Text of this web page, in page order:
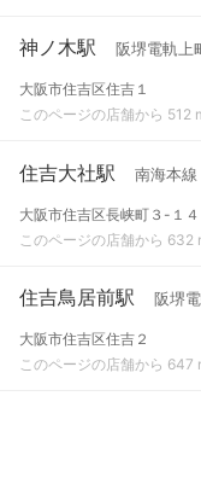
神ノ木駅 阪堺電軌上
大阪市住吉区住吉１
このページの店舗から 512
住吉大社駅 南海本線
大阪市住吉区長峡町３-１４
このページの店舗から 632
住吉鳥居前駅 阪堺
大阪市住吉区住吉２
このページの店舗から 647